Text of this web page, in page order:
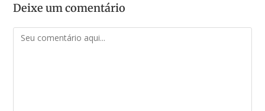
Deixe um comentário